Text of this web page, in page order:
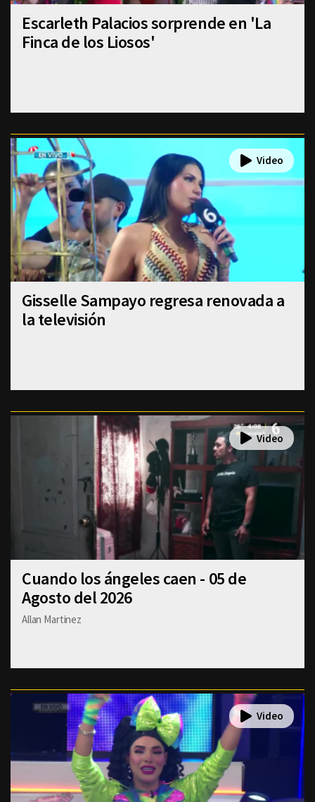
Escarleth Palacios sorprende en 'La
Finca de los Liosos'
Gisselle Sampayo regresa renovada a
la televisión
Cuando los ángeles caen - 05 de
Agosto del 2026
Allan Martinez